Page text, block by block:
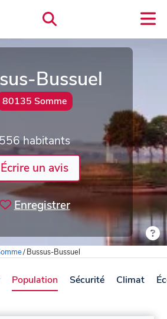
Bussuel
80135 Somme
habitants
Écrire un avis
Enregistrer
/Bussus-Bussuel
Population Sécurité Climat